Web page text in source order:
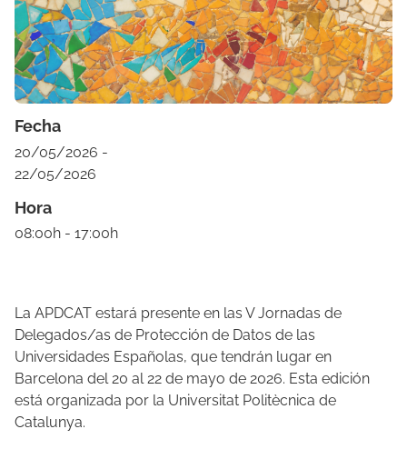
Fecha
20/05/2026 -
22/05/2026
Hora
08:00h - 17:00h
La APDCAT estará presente en las V Jornadas de
Delegados/as de Protección de Datos de las
Universidades Españolas, que tendrán lugar en
Barcelona del 20 al 22 de mayo de 2026. Esta edición
está organizada por la Universitat Politècnica de
Catalunya.